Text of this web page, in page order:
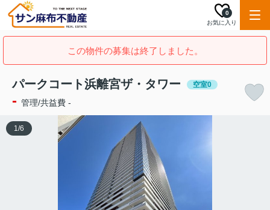
お気に入り
0
この物件の募集は終了しました。
パークコート浜離宮ザ・タワー 空室0
- 管理/共益費 -
1/6